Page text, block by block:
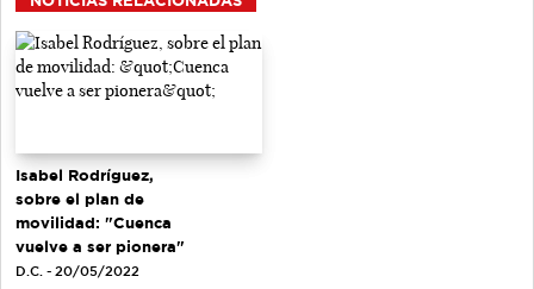
Isabel Rodríguez,
sobre el plan de
movilidad: "Cuenca
vuelve a ser pionera"
D.C. - 20/05/2022